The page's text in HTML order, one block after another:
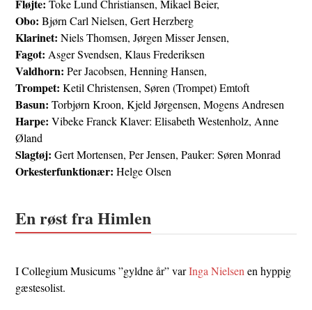
Fløjte: Toke Lund Christiansen, Mikael Beier,
Obo: Bjørn Carl Nielsen, Gert Herzberg
Klarinet: Niels Thomsen, Jørgen Misser Jensen,
Fagot: Asger Svendsen, Klaus Frederiksen
Valdhorn: Per Jacobsen, Henning Hansen,
Trompet: Ketil Christensen, Søren (Trompet) Emtoft
Basun: Torbjørn Kroon, Kjeld Jørgensen, Mogens Andresen
Harpe: Vibeke Franck Klaver: Elisabeth Westenholz, Anne
Øland
Slagtøj: Gert Mortensen, Per Jensen, Pauker: Søren Monrad
Orkesterfunktionær: Helge Olsen
En røst fra Himlen
I Collegium Musicums ”gyldne år” varInga Nielsenen hyppig
gæstesolist.